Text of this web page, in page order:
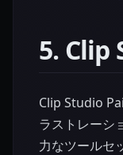
5. Clip
Clip Studio
ラストレーシ
力なツールセ